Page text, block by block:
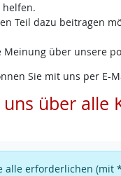
Teil dazu beitragen
Meinung über unsere
Sie mit uns per E-
über alle
alle erforderlichen (mit